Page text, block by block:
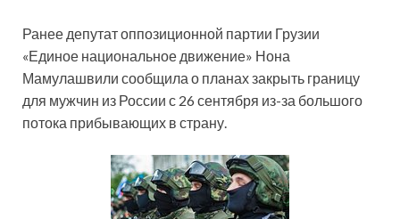
Ранее депутат оппозиционной партии Грузии
«Единое национальное движение» Нона
Мамулашвили сообщила о планах закрыть границу
для мужчин из России с 26 сентября из-за большого
потока прибывающих в страну.